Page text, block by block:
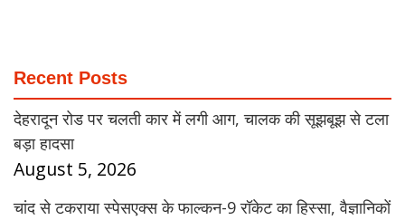
Recent Posts
देहरादून रोड पर चलती कार में लगी आग, चालक की सूझबूझ से टला
बड़ा हादसा
August 5, 2026
चांद से टकराया स्पेसएक्स के फाल्कन-9 रॉकेट का हिस्सा, वैज्ञानिकों